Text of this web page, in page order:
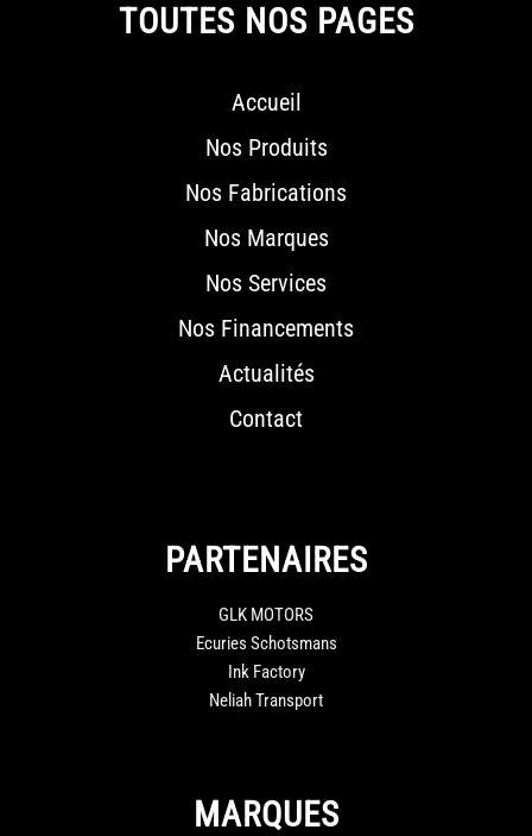
TOUTES NOS PAGES
Accueil
Nos Produits
Nos Fabrications
Nos Marques
Nos Services
Nos Financements
Actualités
Contact
PARTENAIRES
GLK MOTORS
Ecuries Schotsmans
Ink Factory
Neliah Transport
MARQUES